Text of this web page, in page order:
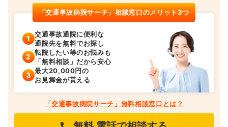
「交通事故病院サーチ」相談窓口のメリット3つ
交通事故通院に便利な
通院先を無料でお探し
転院したい等のお悩みも
「無料相談」だから安心
最大20,000円の
お見舞金が貰える
「交通事故病院サーチ」無料相談窓口とは？